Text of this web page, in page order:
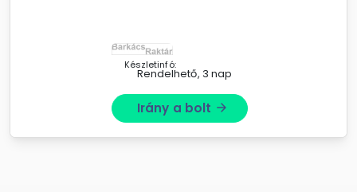
Készletinfó:
Rendelhető, 3 nap
Irány a bolt arrow_forward